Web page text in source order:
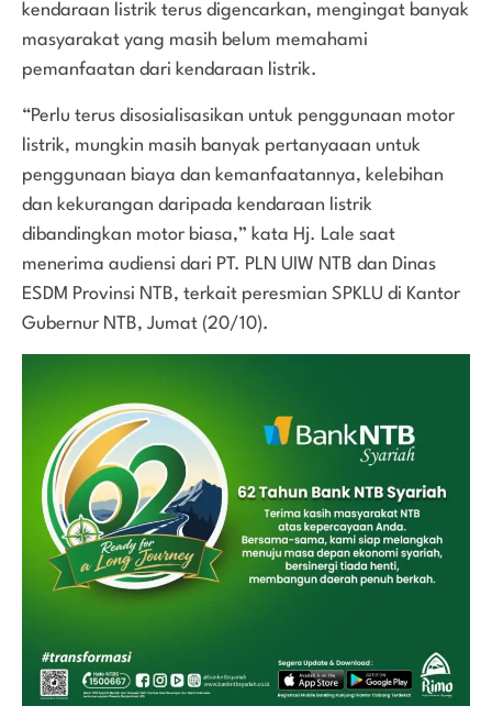
kendaraan listrik terus digencarkan, mengingat banyak
masyarakat yang masih belum memahami
pemanfaatan dari kendaraan listrik.
“Perlu terus disosialisasikan untuk penggunaan motor
listrik, mungkin masih banyak pertanyaaan untuk
penggunaan biaya dan kemanfaatannya, kelebihan
dan kekurangan daripada kendaraan listrik
dibandingkan motor biasa,” kata Hj. Lale saat
menerima audiensi dari PT. PLN UIW NTB dan Dinas
ESDM Provinsi NTB, terkait peresmian SPKLU di Kantor
Gubernur NTB, Jumat (20/10).